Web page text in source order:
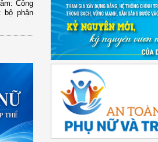
Công
bộ phận